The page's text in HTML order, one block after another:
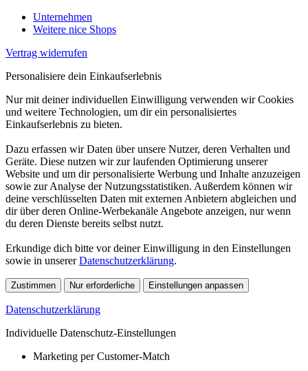
Unternehmen
Weitere nice Shops
Vertrag widerrufen
Personalisiere dein Einkaufserlebnis
Nur mit deiner individuellen Einwilligung verwenden wir Cookies
und weitere Technologien, um dir ein personalisiertes
Einkaufserlebnis zu bieten.
Dazu erfassen wir Daten über unsere Nutzer, deren Verhalten und
Geräte. Diese nutzen wir zur laufenden Optimierung unserer
Website und um dir personalisierte Werbung und Inhalte anzuzeigen
sowie zur Analyse der Nutzungsstatistiken. Außerdem können wir
deine verschlüsselten Daten mit externen Anbietern abgleichen und
dir über deren Online-Werbekanäle Angebote anzeigen, nur wenn
du deren Dienste bereits selbst nutzt.
Erkundige dich bitte vor deiner Einwilligung in den Einstellungen
sowie in unsererDatenschutzerklärung.
Zustimmen Nur erforderliche Einstellungen anpassen
Datenschutzerklärung
Individuelle Datenschutz-Einstellungen
Marketing per Customer-Match